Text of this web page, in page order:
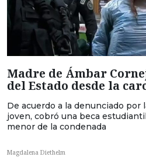
Madre de Ámbar
del Estado desde la
De acuerdo a la denunciado por
joven, cobró una beca
menor de la condenada
Magdalena Diethelm